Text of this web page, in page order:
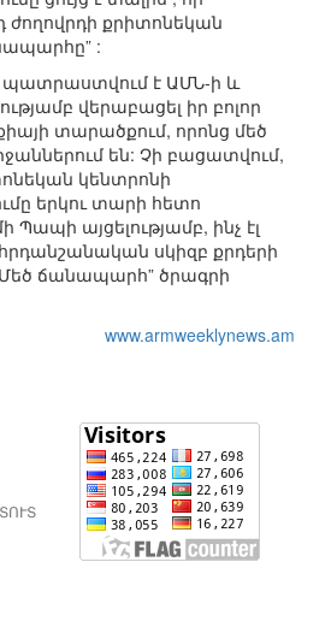
ժողովրդի քրիտոնեկան
:
պատրաստվում է ԱՄՆ-ի և
վերաբացել իր բոլոր
տարածքում, որոնց մեծ
են: Չի բացատվում,
կենտրոնի
երկու տարի հետո
այցելությամբ, ինչ էլ
սկիզբ քրդերի
ճանապարհ” ծրագրի
www.armweeklynews.am